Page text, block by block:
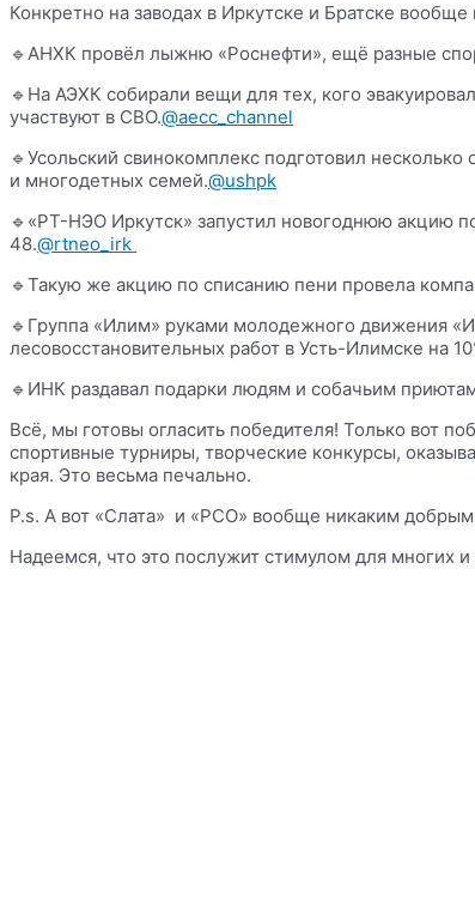
Конкретно на заводах в Иркутске и Братске
🔹АНХК провёл лыжню «Роснефти», ещё разные
🔹На АЭХК собирали вещи для тех, кого
участвуют в СВО.@aecc_channel
🔹Усольский свинокомплекс подготовил
и многодетных семей.@ushpk
🔹«РТ-НЭО Иркутск» запустил новогоднюю акцию
48.@rtneo_irk
🔹Такую же акцию по списанию пени провела
🔹Группа «Илим» руками молодежного движения
лесовосстановительных работ в Усть-Илимске на
🔹ИНК раздавал подарки людям и собачьим
Всё, мы готовы огласить победителя! Только вот
спортивные турниры, творческие конкурсы,
края. Это весьма печально.
P.s. А вот «Слата» и «РСО» вообще никаким
Надеемся, что это послужит стимулом для многих